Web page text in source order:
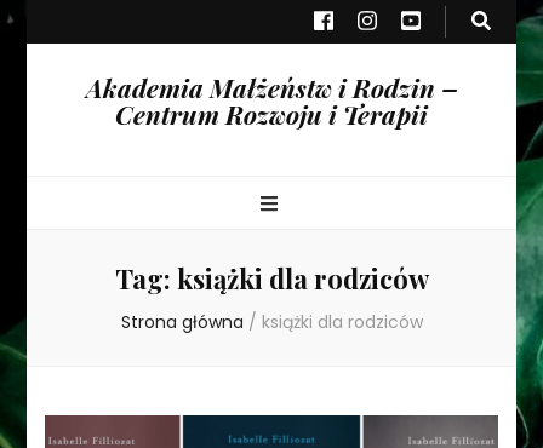
Akademia Małżeństw i Rodzin –
Centrum Rozwoju i Terapii
Tag: książki dla rodziców
Strona główna / książki dla rodziców